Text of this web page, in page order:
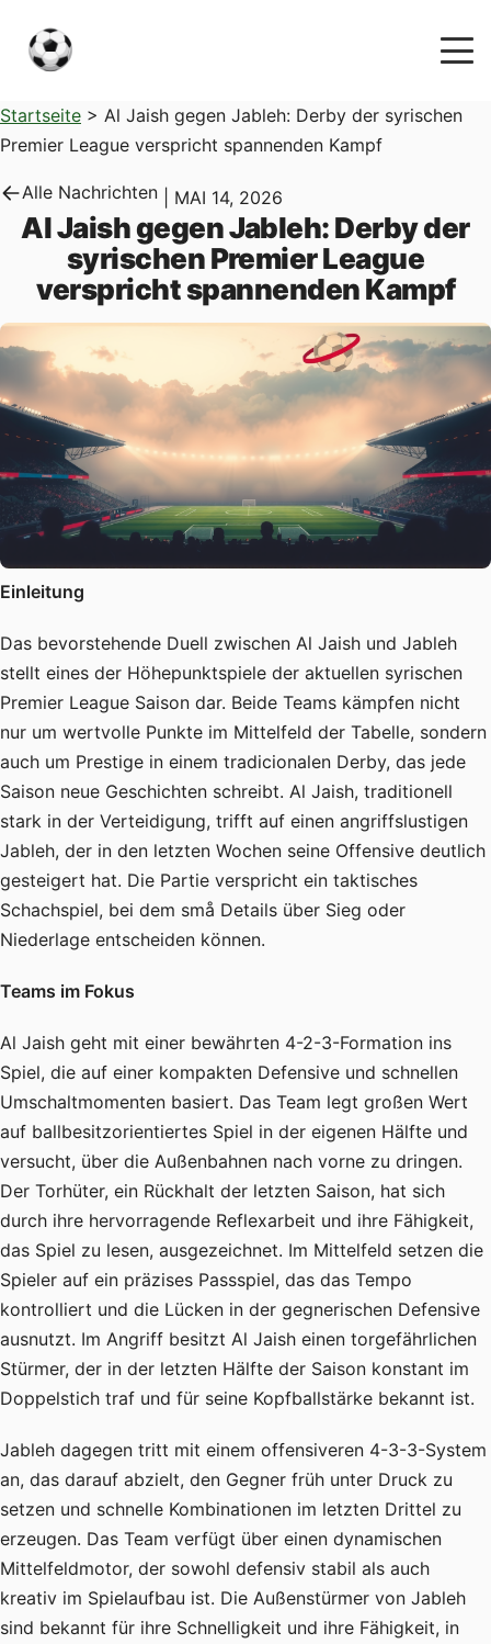
Startseite > Al Jaish gegen Jableh: Derby der syrischen
Premier League verspricht spannenden Kampf
Alle Nachrichten MAI 14, 2026
Al Jaish gegen Jableh: Derby der
syrischen Premier League
verspricht spannenden Kampf
Einleitung
Das bevorstehende Duell zwischen Al Jaish und Jableh
stellt eines der Höhepunktspiele der aktuellen syrischen
Premier League Saison dar. Beide Teams kämpfen nicht
nur um wertvolle Punkte im Mittelfeld der Tabelle, sondern
auch um Prestige in einem tradicionalen Derby, das jede
Saison neue Geschichten schreibt. Al Jaish, traditionell
stark in der Verteidigung, trifft auf einen angriffslustigen
Jableh, der in den letzten Wochen seine Offensive deutlich
gesteigert hat. Die Partie verspricht ein taktisches
Schachspiel, bei dem små Details über Sieg oder
Niederlage entscheiden können.
Teams im Fokus
Al Jaish geht mit einer bewährten 4-2-3-Formation ins
Spiel, die auf einer kompakten Defensive und schnellen
Umschaltmomenten basiert. Das Team legt großen Wert
auf ballbesitzorientiertes Spiel in der eigenen Hälfte und
versucht, über die Außenbahnen nach vorne zu dringen.
Der Torhüter, ein Rückhalt der letzten Saison, hat sich
durch ihre hervorragende Reflexarbeit und ihre Fähigkeit,
das Spiel zu lesen, ausgezeichnet. Im Mittelfeld setzen die
Spieler auf ein präzises Passspiel, das das Tempo
kontrolliert und die Lücken in der gegnerischen Defensive
ausnutzt. Im Angriff besitzt Al Jaish einen torgefährlichen
Stürmer, der in der letzten Hälfte der Saison konstant im
Doppelstich traf und für seine Kopfballstärke bekannt ist.
Jableh dagegen tritt mit einem offensiveren 4-3-3-System
an, das darauf abzielt, den Gegner früh unter Druck zu
setzen und schnelle Kombinationen im letzten Drittel zu
erzeugen. Das Team verfügt über einen dynamischen
Mittelfeldmotor, der sowohl defensiv stabil als auch
kreativ im Spielaufbau ist. Die Außenstürmer von Jableh
sind bekannt für ihre Schnelligkeit und ihre Fähigkeit, in